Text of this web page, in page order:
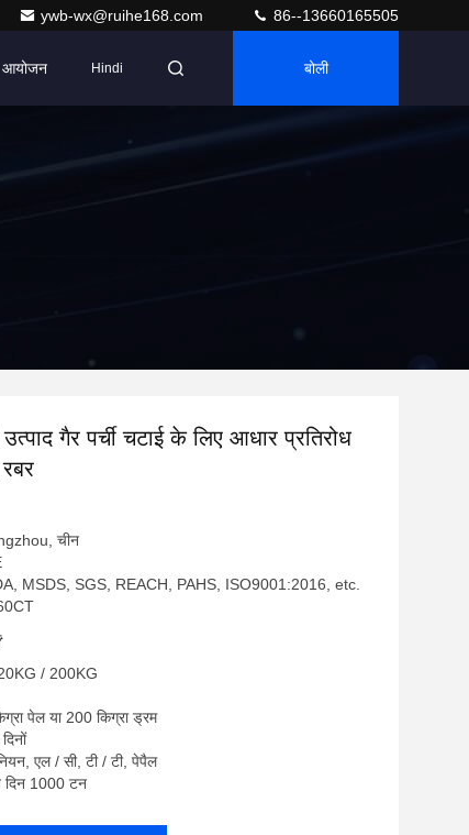
ywb-wx@ruihe168.com 86--13660165505
आयोजन Hindi बोली
गैर पर्ची चटाई के लिए आधार प्रतिरोध
चीन
MSDS, SGS, REACH, PAHS, ISO9001:2016, etc.
/ 200KG
पेल या 200 किग्रा ड्रम
एल / सी, टी / टी, पेपैल
दिन 1000 टन